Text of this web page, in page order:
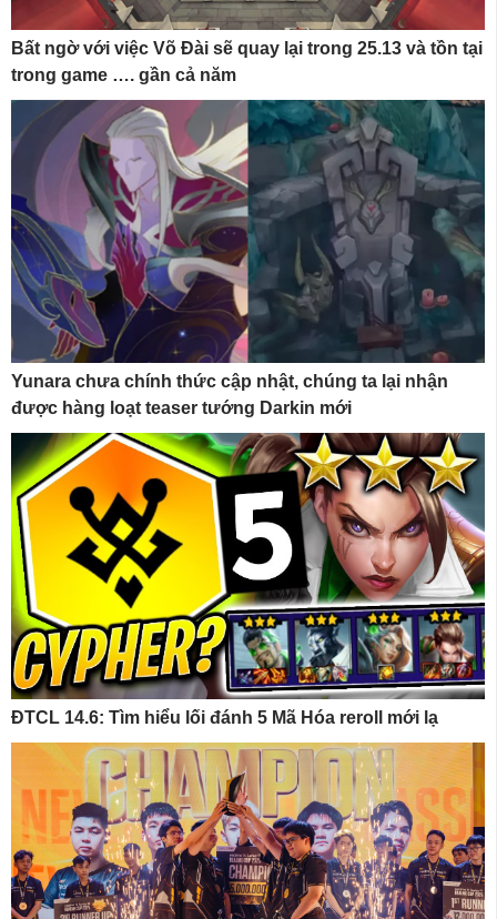
Bất ngờ với việc Võ Đài sẽ quay lại trong 25.13 và tồn tại
trong game …. gần cả năm
Yunara chưa chính thức cập nhật, chúng ta lại nhận
được hàng loạt teaser tướng Darkin mới
ĐTCL 14.6: Tìm hiểu lối đánh 5 Mã Hóa reroll mới lạ